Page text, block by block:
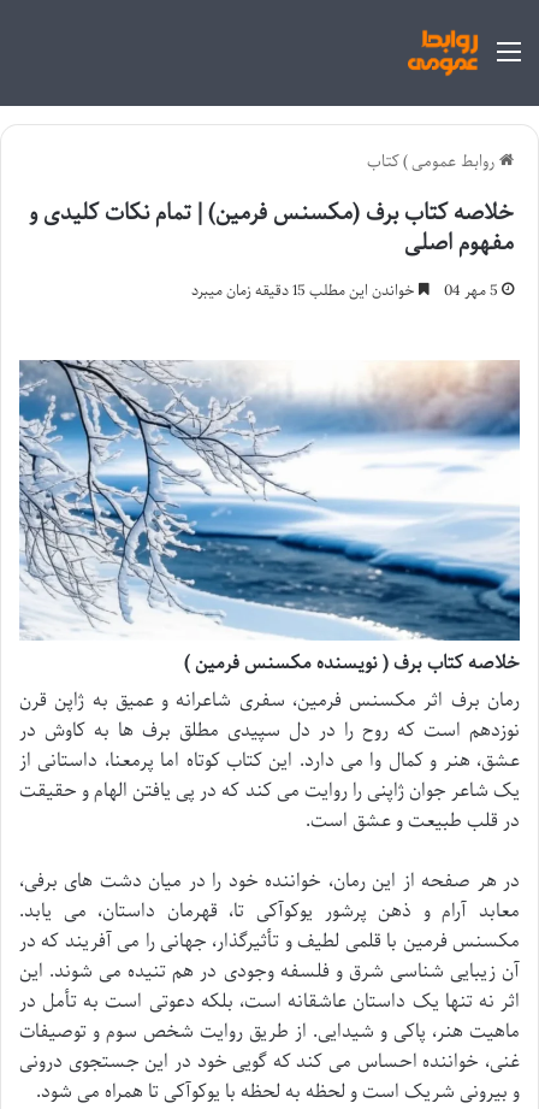
منو
روابط عمومی)کتاب
خلاصه کتاب برف (مکسنس فرمین) | تمام نکات کلیدی و
مفهوم اصلی
5 مهر 04 خواندن این مطلب 15 دقیقه زمان میبرد
خلاصه کتاب برف ( نویسنده مکسنس فرمین )
رمان برف اثر مکسنس فرمین، سفری شاعرانه و عمیق به ژاپن قرن
نوزدهم است که روح را در دل سپیدی مطلق برف ها به کاوش در
عشق، هنر و کمال وا می دارد. این کتاب کوتاه اما پرمعنا، داستانی از
یک شاعر جوان ژاپنی را روایت می کند که در پی یافتن الهام و حقیقت
در قلب طبیعت و عشق است.
در هر صفحه از این رمان، خواننده خود را در میان دشت های برفی،
معابد آرام و ذهن پرشور یوکوآکی تا، قهرمان داستان، می یابد.
مکسنس فرمین با قلمی لطیف و تأثیرگذار، جهانی را می آفریند که در
آن زیبایی شناسی شرق و فلسفه وجودی در هم تنیده می شوند. این
اثر نه تنها یک داستان عاشقانه است، بلکه دعوتی است به تأمل در
ماهیت هنر، پاکی و شیدایی. از طریق روایت شخص سوم و توصیفات
غنی، خواننده احساس می کند که گویی خود در این جستجوی درونی
و بیرونی شریک است و لحظه به لحظه با یوکوآکی تا همراه می شود.